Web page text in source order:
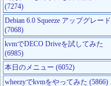
(7274)
Debian 6.0 Squeeze アップグレード
(7068)
kvmでDECO Driveを試してみた
(6985)
本日のメニュー (6052)
wheezyでkvmをやってみた (5866)